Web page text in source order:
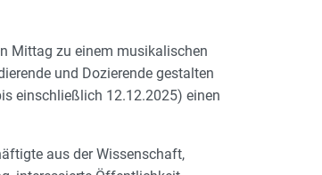
Mittag zu einem musikalischen
und Dozierende gestalten
einschließlich 12.12.2025) einen
aus der Wissenschaft,